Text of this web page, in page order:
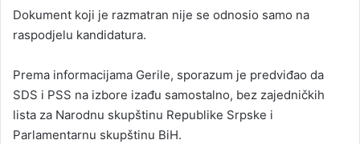
Dokument koji je razmatran nije se odnosio samo na
raspodjelu kandidatura.
Prema informacijama Gerile, sporazum je predviđao da
SDS i PSS na izbore izađu samostalno, bez zajedničkih
lista za Narodnu skupštinu Republike Srpske i
Parlamentarnu skupštinu BiH.